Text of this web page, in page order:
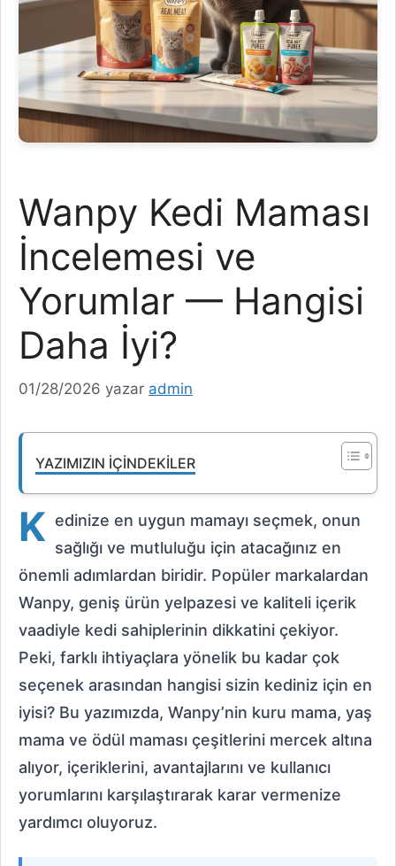
Wanpy Kedi Maması
İncelemesi ve
Yorumlar — Hangisi
Daha İyi?
01/28/2026 yazar admin
YAZIMIZIN İÇINDEKILER
K edinize en uygun mamayı seçmek, onun
sağlığı ve mutluluğu için atacağınız en
önemli adımlardan biridir. Popüler markalardan
Wanpy, geniş ürün yelpazesi ve kaliteli içerik
vaadiyle kedi sahiplerinin dikkatini çekiyor.
Peki, farklı ihtiyaçlara yönelik bu kadar çok
seçenek arasından hangisi sizin kediniz için en
iyisi? Bu yazımızda, Wanpy’nin kuru mama, yaş
mama ve ödül maması çeşitlerini mercek altına
alıyor, içeriklerini, avantajlarını ve kullanıcı
yorumlarını karşılaştırarak karar vermenize
yardımcı oluyoruz.